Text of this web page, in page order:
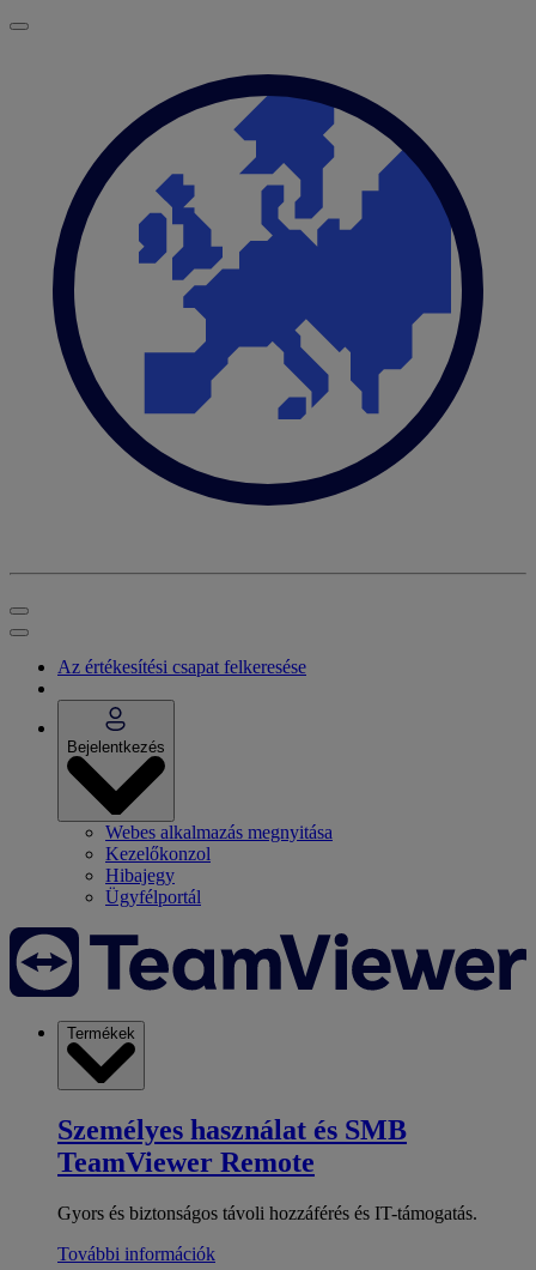
Az értékesítési csapat felkeresése
Bejelentkezés
Webes alkalmazás megnyitása
Kezelőkonzol
Hibajegy
Ügyfélportál
Termékek
Személyes használat és SMB
TeamViewer Remote
Gyors és biztonságos távoli hozzáférés és IT-támogatás.
További információk